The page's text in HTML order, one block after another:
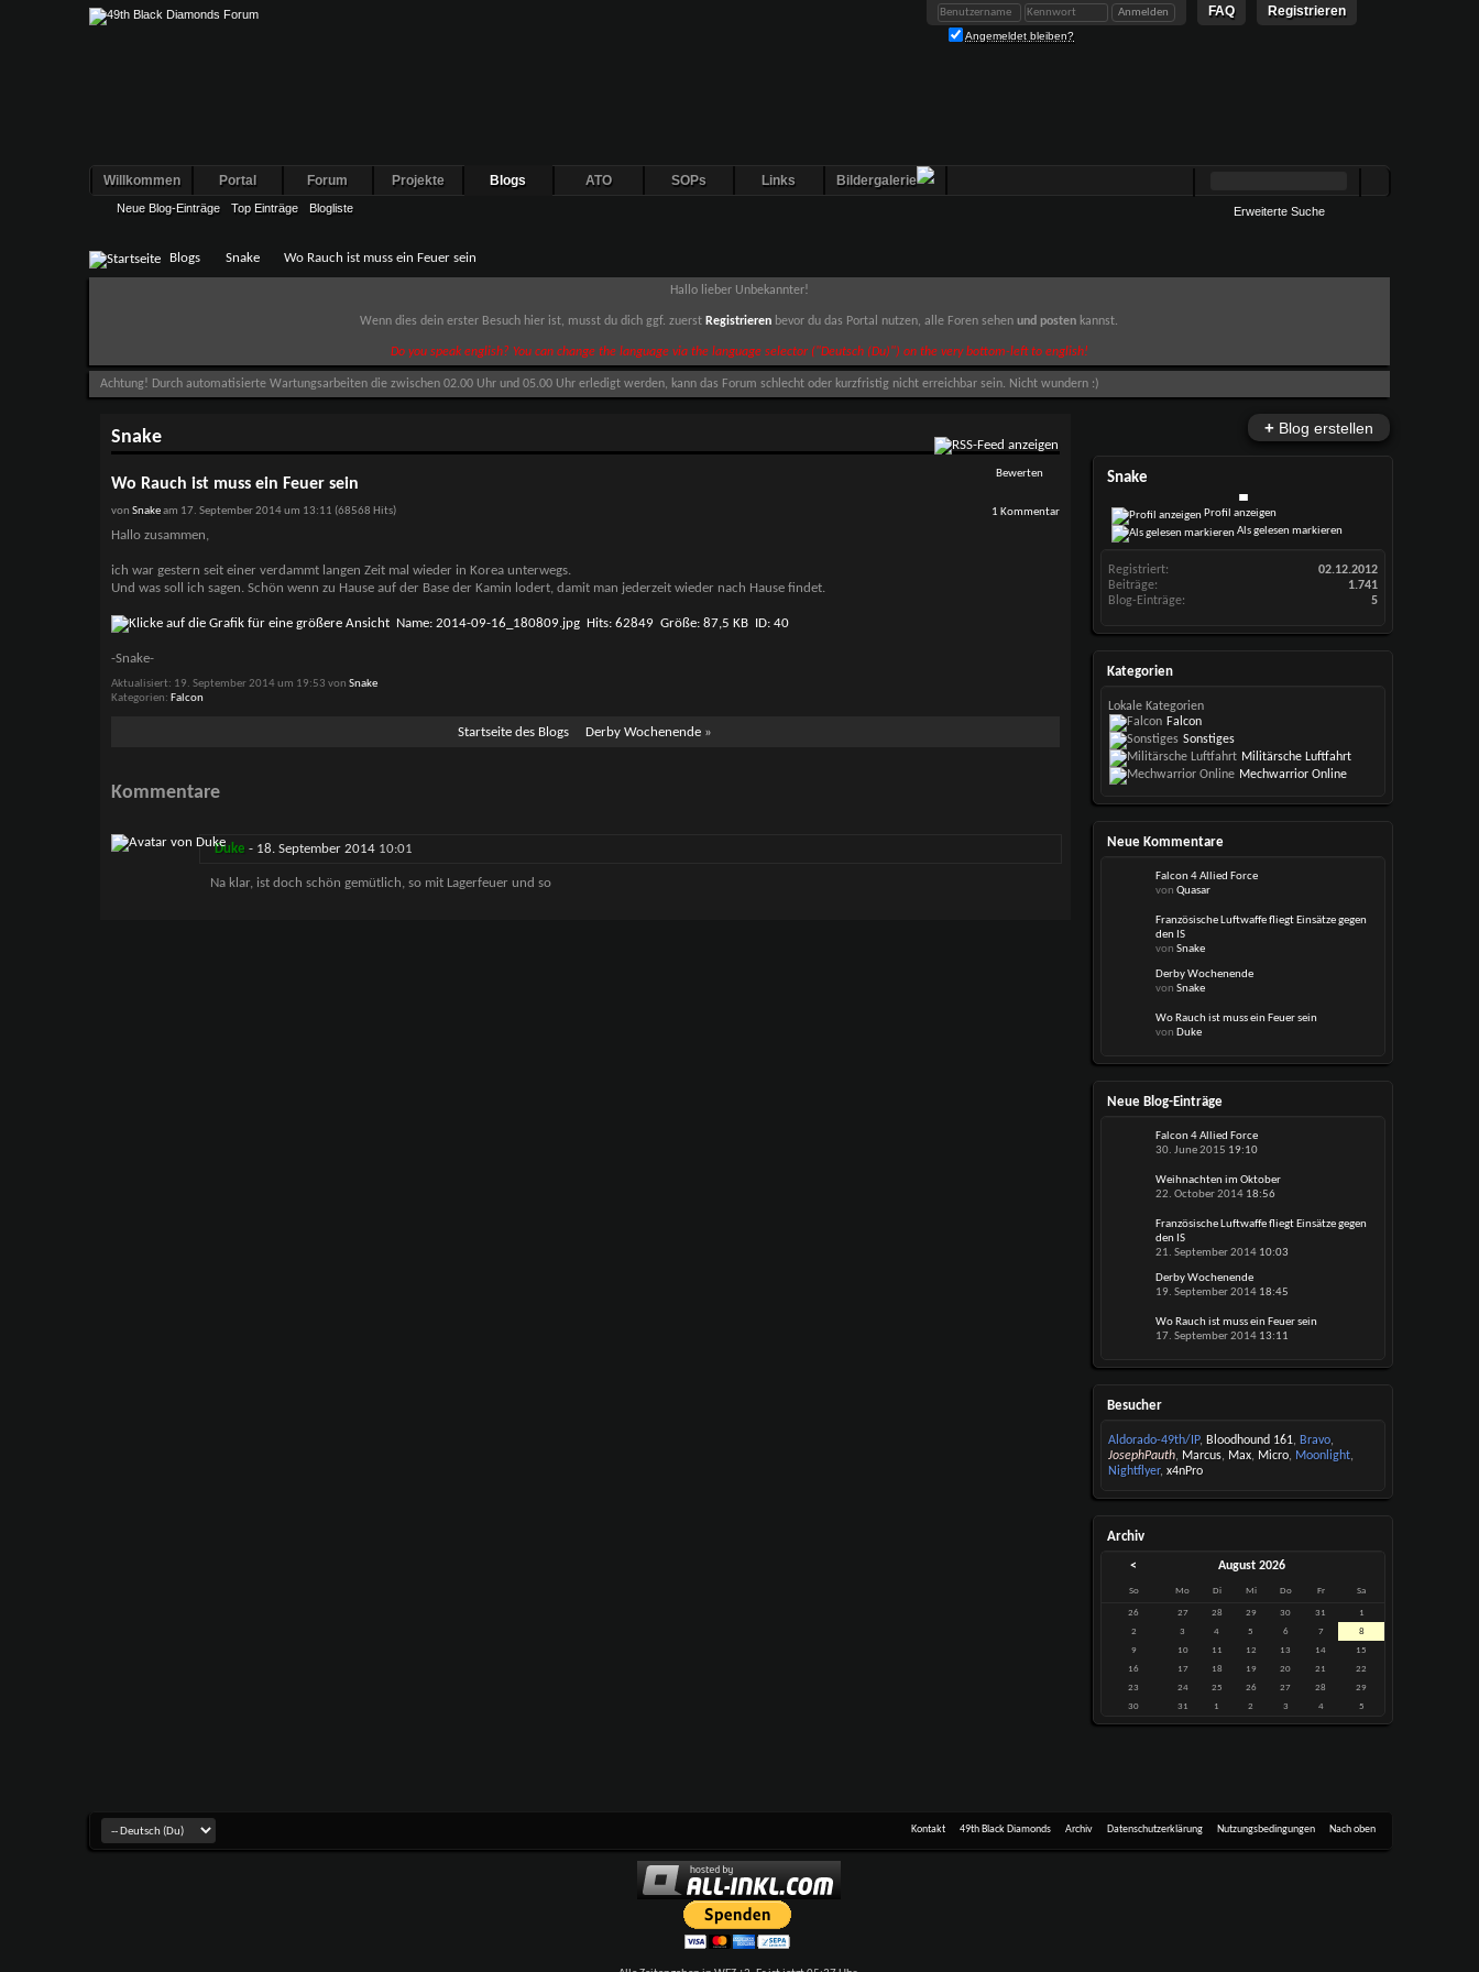
Registrieren
FAQ
Angemeldet bleiben?
Willkommen Portal Forum Projekte Blogs
Neue Blog-Einträge Top Einträge Blogliste
ATO SOPs Links Bildergalerie
Erweiterte Suche
Blogs Snake Wo Rauch ist muss ein Feuer sein
Hallo lieber Unbekannter!
Wenn dies dein erster Besuch hier ist, musst du dich ggf. zuerst Registrieren bevor du das Portal nutzen, alle Foren sehenund posten kannst.
Do you speak english? You can change the language via the language selector ("Deutsch (Du)") on the very bottom-left to english!
Achtung! Durch automatisierte Wartungsarbeiten die zwischen 02.00 Uhr und 05.00 Uhr erledigt werden, kann das Forum schlecht oder kurzfristig nicht erreichbar sein. Nicht wundern :)
Snake
Wo Rauch ist muss ein Feuer sein
Bewerten
1 Kommentar
von Snakeam 17. September 2014 um 13:11 (68568 Hits)
Hallo zusammen,
ich war gestern seit einer verdammt langen Zeit mal wieder in Korea unterwegs.
Und was soll ich sagen. Schön wenn zu Hause auf der Base der Kamin lodert, damit man jederzeit wieder nach Hause findet.
-Snake-
Aktualisiert: 19. September 2014 um 19:53 von Snake
Kategorien
Falcon
Startseite des Blogs Derby Wochenende »
Kommentare
Duke - 18. September 2014 10:01
Na klar, ist doch schön gemütlich, so mit Lagerfeuer und so
+ Blog erstellen
Snake
Profil anzeigen
Als gelesen markieren
Registriert
02.12.2012
Beiträge
1.741
Blog-Einträge
5
Kategorien
Lokale Kategorien
Falcon
Sonstiges
Militärsche Luftfahrt
Mechwarrior Online
Neue Kommentare
Falcon 4 Allied Force
vonQuasar
Französische Luftwaffe fliegt Einsätze gegen
den IS
vonSnake
Derby Wochenende
vonSnake
Wo Rauch ist muss ein Feuer sein
von Duke
Neue Blog-Einträge
Falcon 4 Allied Force
30. June 2015 19:10
Weihnachten im Oktober
22. October 2014 18:56
Französische Luftwaffe fliegt Einsätze gegen
den IS
21. September 2014 10:03
Derby Wochenende
19. September 2014 18:45
Wo Rauch ist muss ein Feuer sein
17. September 2014 13:11
Besucher
Aldorado-49th/IP, Bloodhound 161, Bravo,
JosephPauth, Marcus, Max, Micro, Moonlight,
Nightflyer, x4nPro
Archiv
< August 2026
So Mo Di Mi Do Fr Sa
26 27 28 29 30 31
1
2
3 4 5 6 7
8
9
10 11 12 13 14
15
16
17 18 19 20 21
22
23
24 25 26 27 28
29
30
31 1 2 3 4 5
Kontakt 49th Black Diamonds Archiv Datenschutzerklärung Nutzungsbedingungen Nach oben